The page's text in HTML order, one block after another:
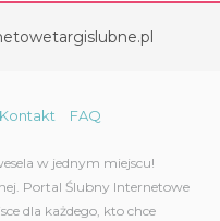
Kontakt FAQ
w jednym miejscu!
Portal Ślubny Internetowe
dla każdego, kto chce